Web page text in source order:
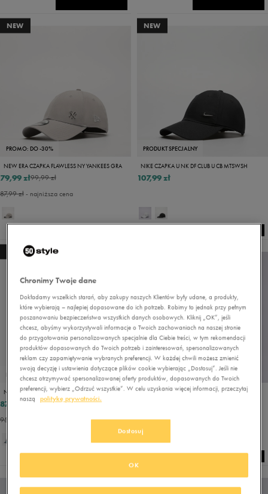
NEW
PROMO: DO -30%
NEW ERA CZAPKA FLAWLESS NY YANKEES GRA
99,99 zł
79,99 zł
87,99 zł- najniższa cena
NEW
PRODUKT SPECJALNY
NIKE CZAPKA U NK DF CLUB U CB MTSWSH
107,99 zł
NEW
PROMO: DO -30%
NEW ERA CZAPKA MLB 9FORTY NEW YORK YANKEES BAS NEW YORK YANK
109,99 zł
87,99 zł
95,99 zł
PROMO: DO -30%
NIKE CZAPKA U NK DF CLUB U CB MTSWSH L
119,99 zł- najniższa cena
Chronimy Twoje dane
Dokładamy wszelkich starań, aby zakupy naszych Klientów były udane, a produkty,
które wybierają – najlepiej dopasowane do ich potrzeb. Robimy to jednak przy pełnym
poszanowaniu bezpieczeństwa wszystkich danych osobowych. Kliknij „OK”, jeśli
chcesz, abyśmy wykorzystywali informacje o Twoich zachowaniach na naszej stronie
do przygotowania personalizowanych specjalnie dla Ciebie treści, w tym rekomendacji
produktów dopasowanych do Twoich potrzeb i zainteresowań, spersonalizowanych
reklam czy zapamiętywanie wybranych preferencji. W każdej chwili możesz zmienić
swoją decyzję i ustawienia dotyczące plików cookie wybierając „Dostosuj”. Jeśli nie
chcesz otrzymywać spersonalizowanej oferty produktów, dopasowanych do Twoich
preferencji, wybierz „Odrzuć wszystkie”. W celu uzyskania więcej informacji, przeczytaj
naszą
politykę prywatności.
Dostosuj
OK